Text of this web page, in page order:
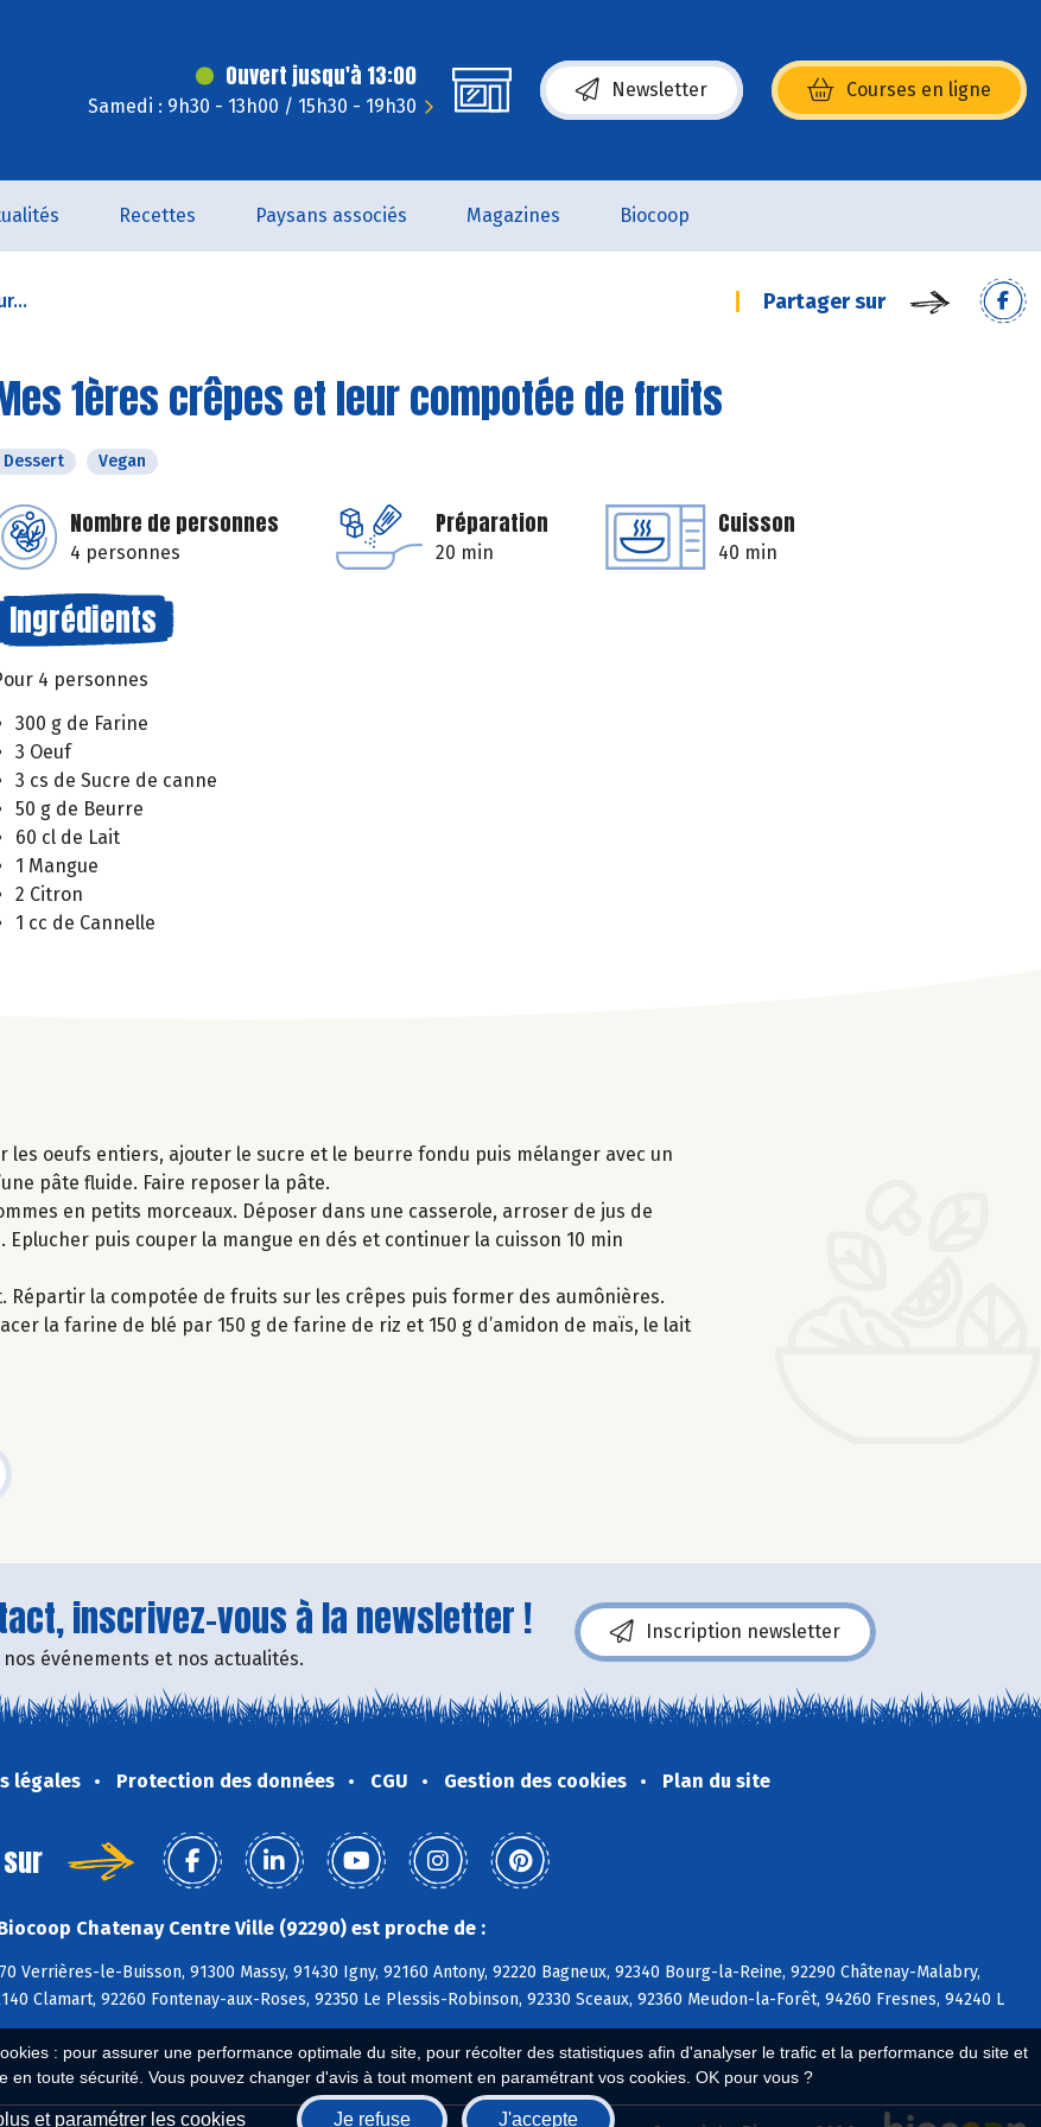
: pour assurer une performance optimale du site, pour récolter des statistiques afin d'analyser le trafic et la performance du site et
en toute sécurité. Vous pouvez changer d'avis à tout moment en paramétrant vos cookies. OK pour vous ?
et paramétrer les cookies Je refuse J'accepte
Ouvert jusqu'à 13:00
Samedi : 9h30 - 13h00 / 15h30 - 19h30
Newsletter Courses en ligne
(s’ouvre dans une nouvelle fenêtre)
Recettes Paysans associés Magazines Biocoop
Partager sur
1ères crêpes et leur compotée de fruits
Dessert Vegan
Nombre de personnes
4 personnes
Préparation
20 min
Cuisson
40 min
Ingrédients
4 personnes
300 g de Farine
3 Oeuf
3 cs de Sucre de canne
50 g de Beurre
60 cl de Lait
1 Mangue
2 Citron
1 cc de Cannelle
oeufs entiers, ajouter le sucre et le beurre fondu puis mélanger avec un
pâte fluide. Faire reposer la pâte.
en petits morceaux. Déposer dans une casserole, arroser de jus de
puis couper la mangue en dés et continuer la cuisson 10 min
Répartir la compotée de fruits sur les crêpes puis former des aumônières.
la farine de blé par 150 g de farine de riz et 150 g d’amidon de maïs, le lait
inscrivez-vous à la newsletter !
événements et nos actualités.
Inscription newsletter
légales Protection des données CGU Gestion des cookies Plan du site
Chatenay Centre Ville (92290) est proche de :
Verrières-le-Buisson, 91300 Massy, 91430 Igny, 92160 Antony, 92220 Bagneux, 92340 Bourg-la-Reine, 92290 Châtenay-Malabry,
Clamart, 92260 Fontenay-aux-Roses, 92350 Le Plessis-Robinson, 92330 Sceaux, 92360 Meudon-la-Forêt, 94260 Fresnes, 94240 L